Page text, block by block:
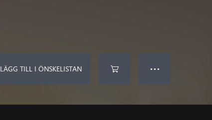
LÄGG TILL I ÖNSKELISTAN ● ● ●